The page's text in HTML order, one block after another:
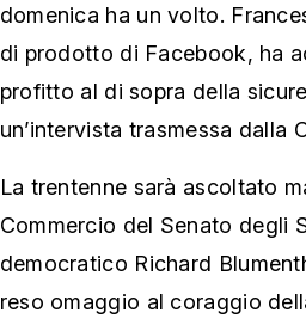
domenica ha un volto.
di prodotto di Facebook, ha
profitto al di sopra della
un’intervista trasmessa dalla
La trentenne sarà ascoltato
Commercio del Senato degli
democratico Richard
reso omaggio al coraggio